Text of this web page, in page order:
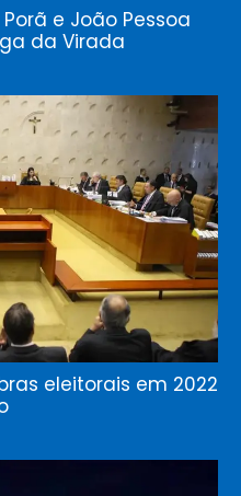
e João Pessoa
da Virada
eleitorais em 2022